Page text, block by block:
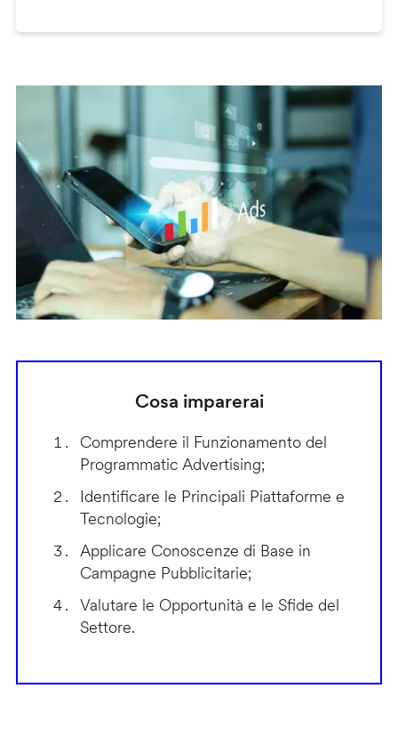
Cosa imparerai
Comprendere il Funzionamento del
Programmatic Advertising;
Identificare le Principali Piattaforme e
Tecnologie;
Applicare Conoscenze di Base in
Campagne Pubblicitarie;
Valutare le Opportunità e le Sfide del
Settore.